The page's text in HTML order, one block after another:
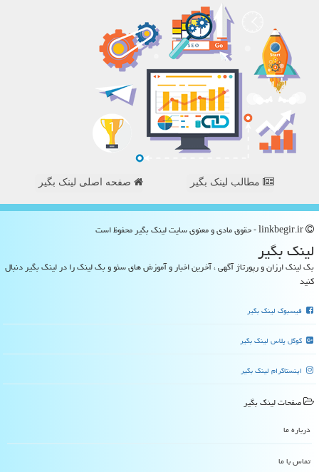
مطالب لینک بگیر صفحه اصلی لینک بگیر
لینك بگیر
بک لینک ارزان و رپورتاژ آگهی ، آخرین اخبار و آموزش های سئو و بک لینک را در لینک بگیر دنبال
کنید
فیسبوک لینک بگیر
گوگل پلاس لینک بگیر
اینستاگرام لینک بگیر
صفحات لینك بگیر
درباره ما
تماس با ما